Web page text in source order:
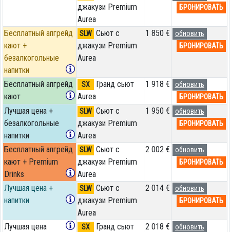
джакузи Premium
Aurea
БРОНИРОВАТЬ
Бесплатный апгрейд
кают +
безалкогольные
напитки
SLW Сьют с
джакузи Premium
Aurea
1 850 €
обновить
БРОНИРОВАТЬ
Бесплатный апгрейд
кают
SX
Гранд сьют
Aurea
1 918 €
обновить
БРОНИРОВАТЬ
Лучшая цена +
безалкогольные
напитки
SLW Сьют с
джакузи Premium
Aurea
1 950 €
обновить
БРОНИРОВАТЬ
Бесплатный апгрейд
кают + Premium
Drinks
SLW Сьют с
джакузи Premium
Aurea
2 002 €
обновить
БРОНИРОВАТЬ
Лучшая цена +
напитки
SLW Сьют с
джакузи Premium
Aurea
2 014 €
обновить
БРОНИРОВАТЬ
Лучшая цена SX
Гранд сьют
2 018 €
обновить